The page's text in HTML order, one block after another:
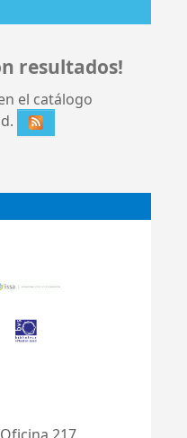
resultados!
el catálogo